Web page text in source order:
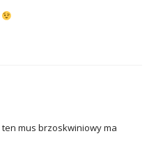
mus brzoskwiniowy ma